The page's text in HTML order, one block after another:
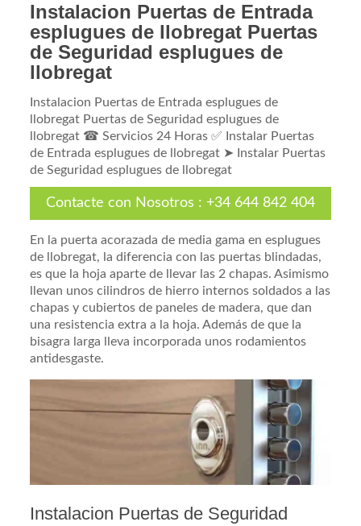
Instalacion Puertas de Entrada
esplugues de llobregat Puertas
de Seguridad esplugues de
llobregat
Instalacion Puertas de Entrada esplugues de
llobregat Puertas de Seguridad esplugues de
llobregat ☎ Servicios 24 Horas ✅ Instalar Puertas
de Entrada esplugues de llobregat ➤ Instalar Puertas
de Seguridad esplugues de llobregat
Contacte con Nosotros : +34 644 842 404
En la puerta acorazada de media gama en esplugues
de llobregat, la diferencia con las puertas blindadas,
es que la hoja aparte de llevar las 2 chapas. Asimismo
llevan unos cilindros de hierro internos soldados a las
chapas y cubiertos de paneles de madera, que dan
una resistencia extra a la hoja. Además de que la
bisagra larga lleva incorporada unos rodamientos
antidesgaste.
Instalacion Puertas de Seguridad